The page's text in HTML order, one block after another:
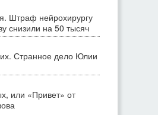
Штраф нейрохирургу
снизили на 50 тысяч
Странное дело Юлии
или «Привет» от